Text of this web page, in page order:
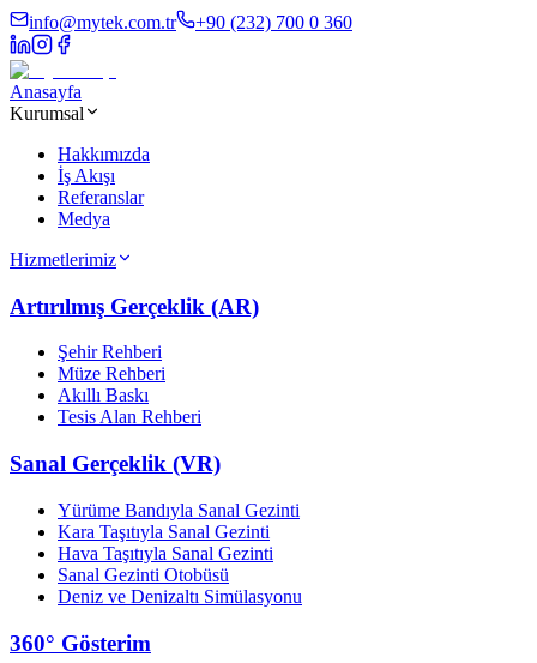
info@mytek.com.tr +90 (232) 700 0 360
Anasayfa
Kurumsal
Hakkımızda
İş Akışı
Referanslar
Medya
Hizmetlerimiz
Artırılmış Gerçeklik (AR)
Şehir Rehberi
Müze Rehberi
Akıllı Baskı
Tesis Alan Rehberi
Sanal Gerçeklik (VR)
Yürüme Bandıyla Sanal Gezinti
Kara Taşıtıyla Sanal Gezinti
Hava Taşıtıyla Sanal Gezinti
Sanal Gezinti Otobüsü
Deniz ve Denizaltı Simülasyonu
360° Gösterim